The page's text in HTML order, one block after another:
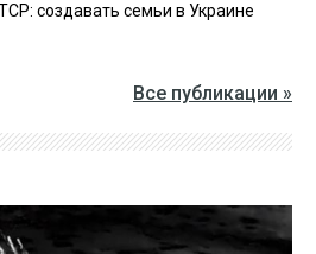
создавать семьи в Украине
Все публикации »